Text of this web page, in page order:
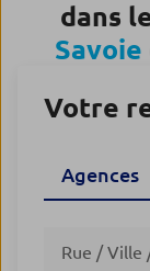
dans
Savoie
Votre
Agences